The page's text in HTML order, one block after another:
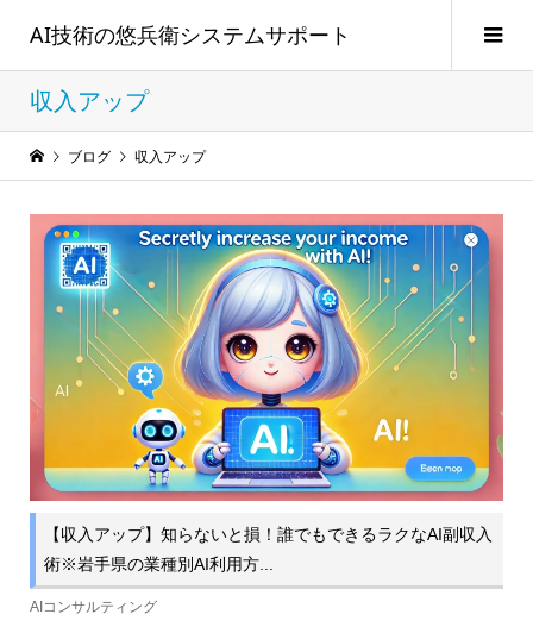
AI技術の悠兵衛システムサポート
収入アップ
ブログ 収入アップ
【収入アップ】知らないと損！誰でもできるラクなAI副収入
術※岩手県の業種別AI利用方...
AIコンサルティング